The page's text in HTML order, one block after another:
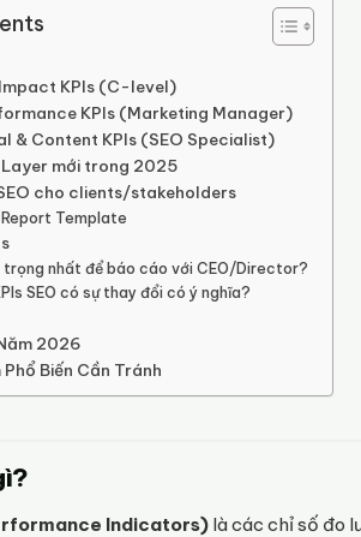
Impact KPIs (C-level)
KPIs (Marketing Manager)
& Content KPIs (SEO Specialist)
Layer mới trong 2025
cho clients/stakeholders
Report Template
trọng nhất để báo cáo với CEO/Director?
SEO có sự thay đổi có ý nghĩa?
2026
Biến Cần Tránh
Indicators) là các chỉ số đo